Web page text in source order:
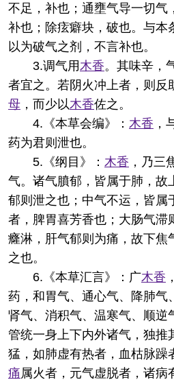
不足，补也；通壅气导一切气
补也；除痃癖块，破也。与本
以为破气之剂，不言补也。
3.调气用 木香。其味辛，
者宜之。若阴火冲上者，则反
母 ，而少以木香佐之。
4.《本草会编》： 木香 ，
药为君则泄也。
5.《纲目》： 木香 ，乃三
气。诸气膹郁，皆属于肺，故
郁则泄之也；中气不运，皆属
者，脾胃喜芳香也；大肠气滞
癃淋，肝气郁则为痛，故下焦
之也。
6.《本草汇言》：广木香
药，和胃气、通心气、降肺气
肾气、消积气、温寒气、顺逆
管统一身上下内外诸气，独推
猛，如肺虚有热者，血枯脉躁
痛 属火者，元气虚脱者，诸病